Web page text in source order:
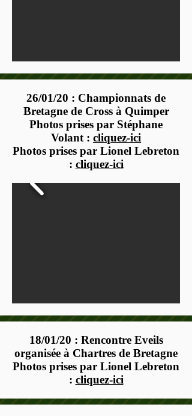
26/01/20 : Championnats de
Bretagne de Cross à Quimper
Photos prises par Stéphane
Volant : cliquez-ici
Photos prises par Lionel Lebreton
: cliquez-ici
18/01/20 : Rencontre Eveils
organisée à Chartres de Bretagne
Photos prises par Lionel Lebreton
: cliquez-ici